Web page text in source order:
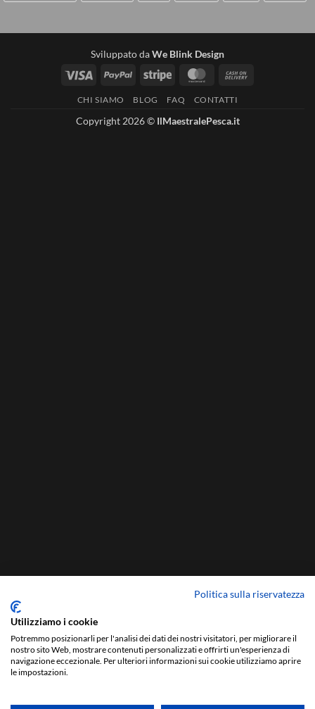
Sviluppato daWe Blink Design
Visa
PayPal Stripe MasterCard
CHI SIAMO BLOG FAQ CONTATTI
Copyright 2026 © IlMaestralePesca.it
Politica sulla riservatezza
Utilizziamo i cookie
Potremmo posizionarli per l'analisi dei dati dei nostri visitatori, per migliorare il
nostro sito Web, mostrare contenuti personalizzati e offrirti un'esperienza di
navigazione eccezionale. Per ulteriori informazioni sui cookie utilizziamo aprire
le impostazioni.